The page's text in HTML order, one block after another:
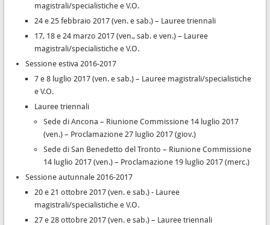
magistrali/specialistiche e V.O.
24 e 25 febbraio 2017 (ven. e sab.) – Lauree triennali
17, 18 e 24 marzo 2017 (ven., sab. e ven.) – Lauree
magistrali/specialistiche e V.O.
Sessione estiva 2016-2017
7 e 8 luglio 2017 (ven. e sab.) – Lauree magistrali/specialistiche
e V.O.
Lauree triennali
Sede di Ancona – Riunione Commissione 14 luglio 2017
(ven.) – Proclamazione 27 luglio 2017 (giov.)
Sede di San Benedetto del Tronto – Riunione Commissione
14 luglio 2017 (ven.) – Proclamazione 19 luglio 2017 (merc.)
Sessione autunnale 2016-2017
20 e 21 ottobre 2017 (ven. e sab.) - Lauree
magistrali/specialistiche e V.O.
27 e 28 ottobre 2017 (ven. e sab.) – Lauree triennali